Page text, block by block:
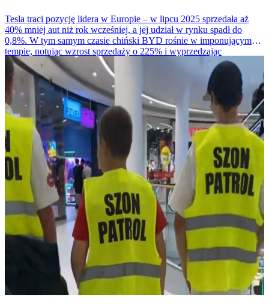
Tesla traci pozycję lidera w Europie – w lipcu 2025 sprzedała aż
40% mniej aut niż rok wcześniej, a jej udział w rynku spadł do
0,8%. W tym samym czasie chiński BYD rośnie w imponującym
tempie, notując wzrost sprzedaży o 225% i wyprzedzając
amerykańskiego giganta.